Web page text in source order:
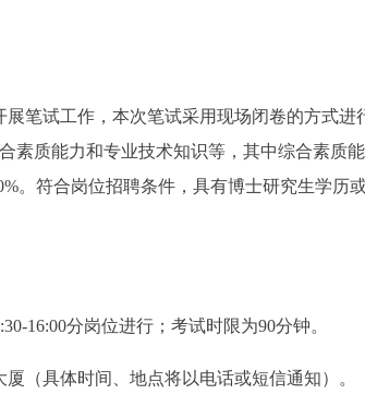
笔试工作，本次笔试采用现场闭卷的方式进
素质能力和专业技术知识等，其中综合素质
。符合岗位招聘条件，具有博士研究生学历
16:00分岗位进行；考试时限为90分钟。
（具体时间、地点将以电话或短信通知）。